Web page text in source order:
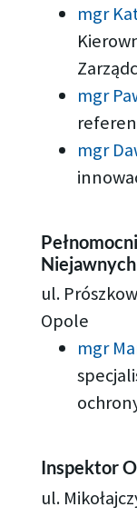
mgr
mgr
mgr
Niejawnych
ul.
Opole
mgr
Inspektor
ul.